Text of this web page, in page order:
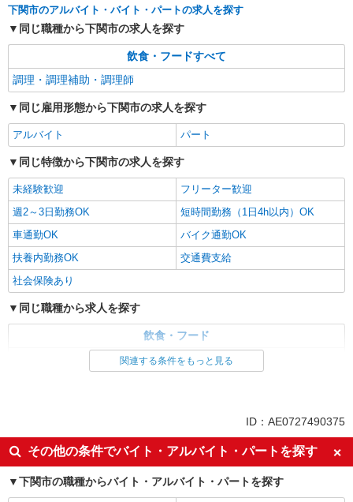
キープ 詳細を見る
下関市のアルバイト・バイト・パートの求人を探す
同じ職種から下関市の求人を探す
飲食・フードすべて
調理・調理補助・調理師
同じ雇用形態から下関市の求人を探す
アルバイト パート
同じ特徴から下関市の求人を探す
未経験歓迎
フリーター歓迎
週2～3日勤務OK
短時間勤務（1日4h以内）OK
車通勤OK
バイク通勤OK
扶養内勤務OK
交通費支給
社会保険あり
同じ職種から求人を探す
飲食・フード
調理・調理補助・調理師
短時間勤務（1日4h以内）OK
車通勤OK
扶養内勤務OK
交通費支給
社会保険あり
関連する条件をもっと見る
ID：AE0727490375
その他の条件でバイト・アルバイト・パートを探す
下関市の職種からバイト・アルバイト・パートを探す